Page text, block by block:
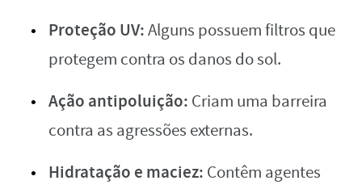
Proteção UV:Alguns possuem filtros que
protegem contra os danos do sol.
Ação antipoluição: Criam uma barreira
contra as agressões externas.
Hidratação e maciez: Contêm agentes